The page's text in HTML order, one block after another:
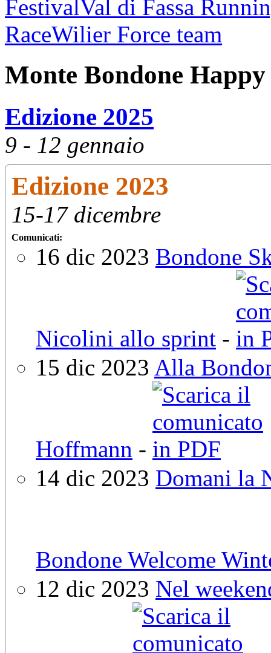
FestivalVal di Fassa
RaceWilier Force team
Monte Bondone
Edizione 2025
9 - 12 gennaio
Edizione 2023
15-17 dicembre
Comunicati:
16 dic 2023 Bondone
Nicolini allo sprint -
15 dic 2023 Alla
Hoffmann -
14 dic 2023 Domani la
Bondone Welcome
12 dic 2023 Nel